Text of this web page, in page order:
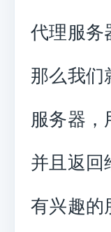
代理服务
那么我
服务器
并且返回
有兴趣的